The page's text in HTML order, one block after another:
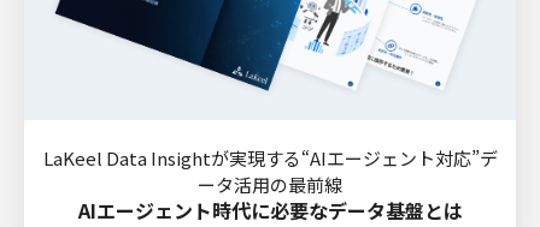
LaKeel Data Insightが実現する“AIエージェント対応”デ
ータ活用の最前線
AIエージェント時代に必要なデータ基盤とは